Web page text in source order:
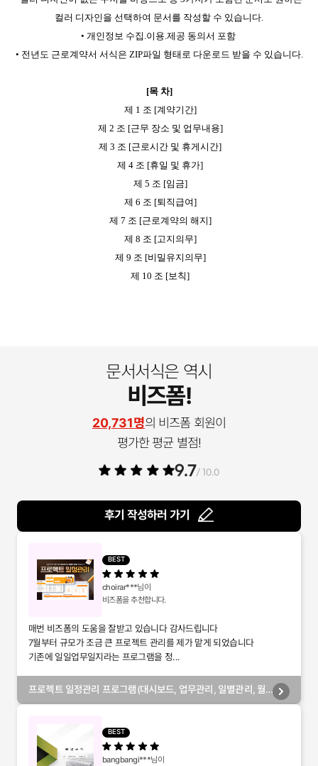
컬러 디자인을 선택하여 문서를 작성할 수 있습니다.
• 개인정보 수집.이용.제공 동의서 포함
• 전년도 근로계약서 서식은 ZIP파일 형태로 다운로드 받을 수 있습니다.
[목 차]
제 1 조 [계약기간]
제 2 조 [근무 장소 및 업무내용]
제 3 조 [근로시간 및 휴게시간]
제 4 조 [휴일 및 휴가]
제 5 조 [임금]
제 6 조 [퇴직급여]
제 7 조 [근로계약의 해지]
제 8 조 [고지의무]
제 9 조 [비밀유지의무]
제 10 조 [보칙]
문서서식은 역시
비즈폼!
20,731명의 비즈폼 회원이
평가한 평균 별점!
9.7/ 10.0
후기 작성하러 가기
BEST
choirar***님이
비즈폼을 추천합니다.
매번 비즈폼의 도움을 잘받고 있습니다 감사드립니다
7월부터 규모가 조금 큰 프로젝트 관리를 제가 맡게 되었습니다
기존에 일일업무일지라는 프로그램을 정...
프로젝트 일정관리 프로그램(대시보드, 업무관리, 일별관리, 월
BEST
bangbangi***님이